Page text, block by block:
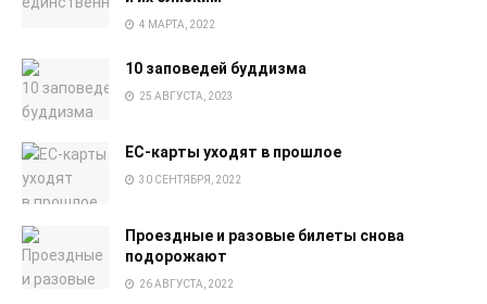
4 МАРТА, 2022
10 заповедей буддизма
25 АВГУСТА, 2023
EC-карты уходят в прошлое
30 СЕНТЯБРЯ, 2022
Проездные и разовые билеты снова
подорожают
26 АВГУСТА, 2022